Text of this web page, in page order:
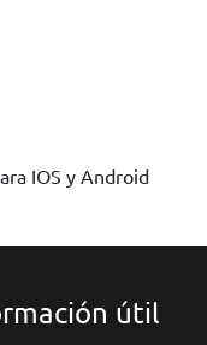
IOS y Android
útil